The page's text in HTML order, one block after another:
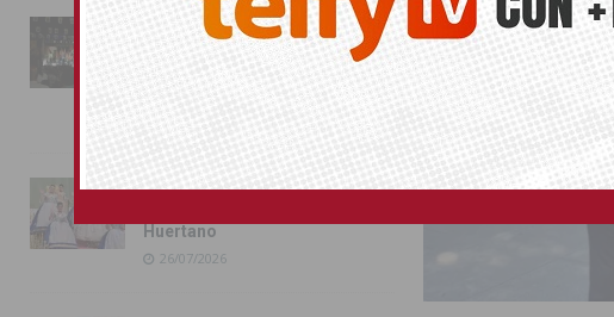
Pilar de la Horadada
conmemora con emoción el
40º aniversario de su
independencia como municipio
31/07/2026
Almoradí presume de raíces
Huertano
26/07/2026